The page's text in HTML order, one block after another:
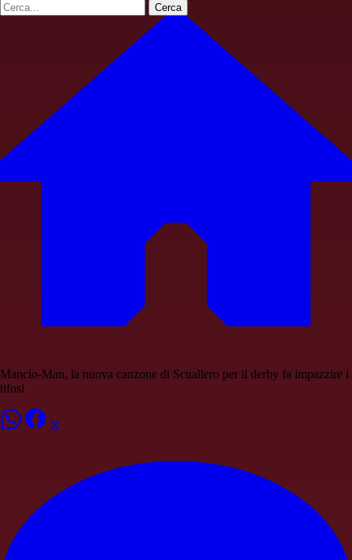
Cerca
Mancio-Man, la nuova canzone di Scuallero per il derby fa impazzire i
tifosi